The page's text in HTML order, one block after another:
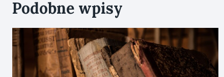
Podobne wpisy